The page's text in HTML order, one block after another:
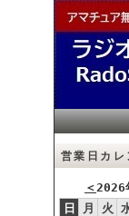
営業日カレ
＜2026
日
月 火